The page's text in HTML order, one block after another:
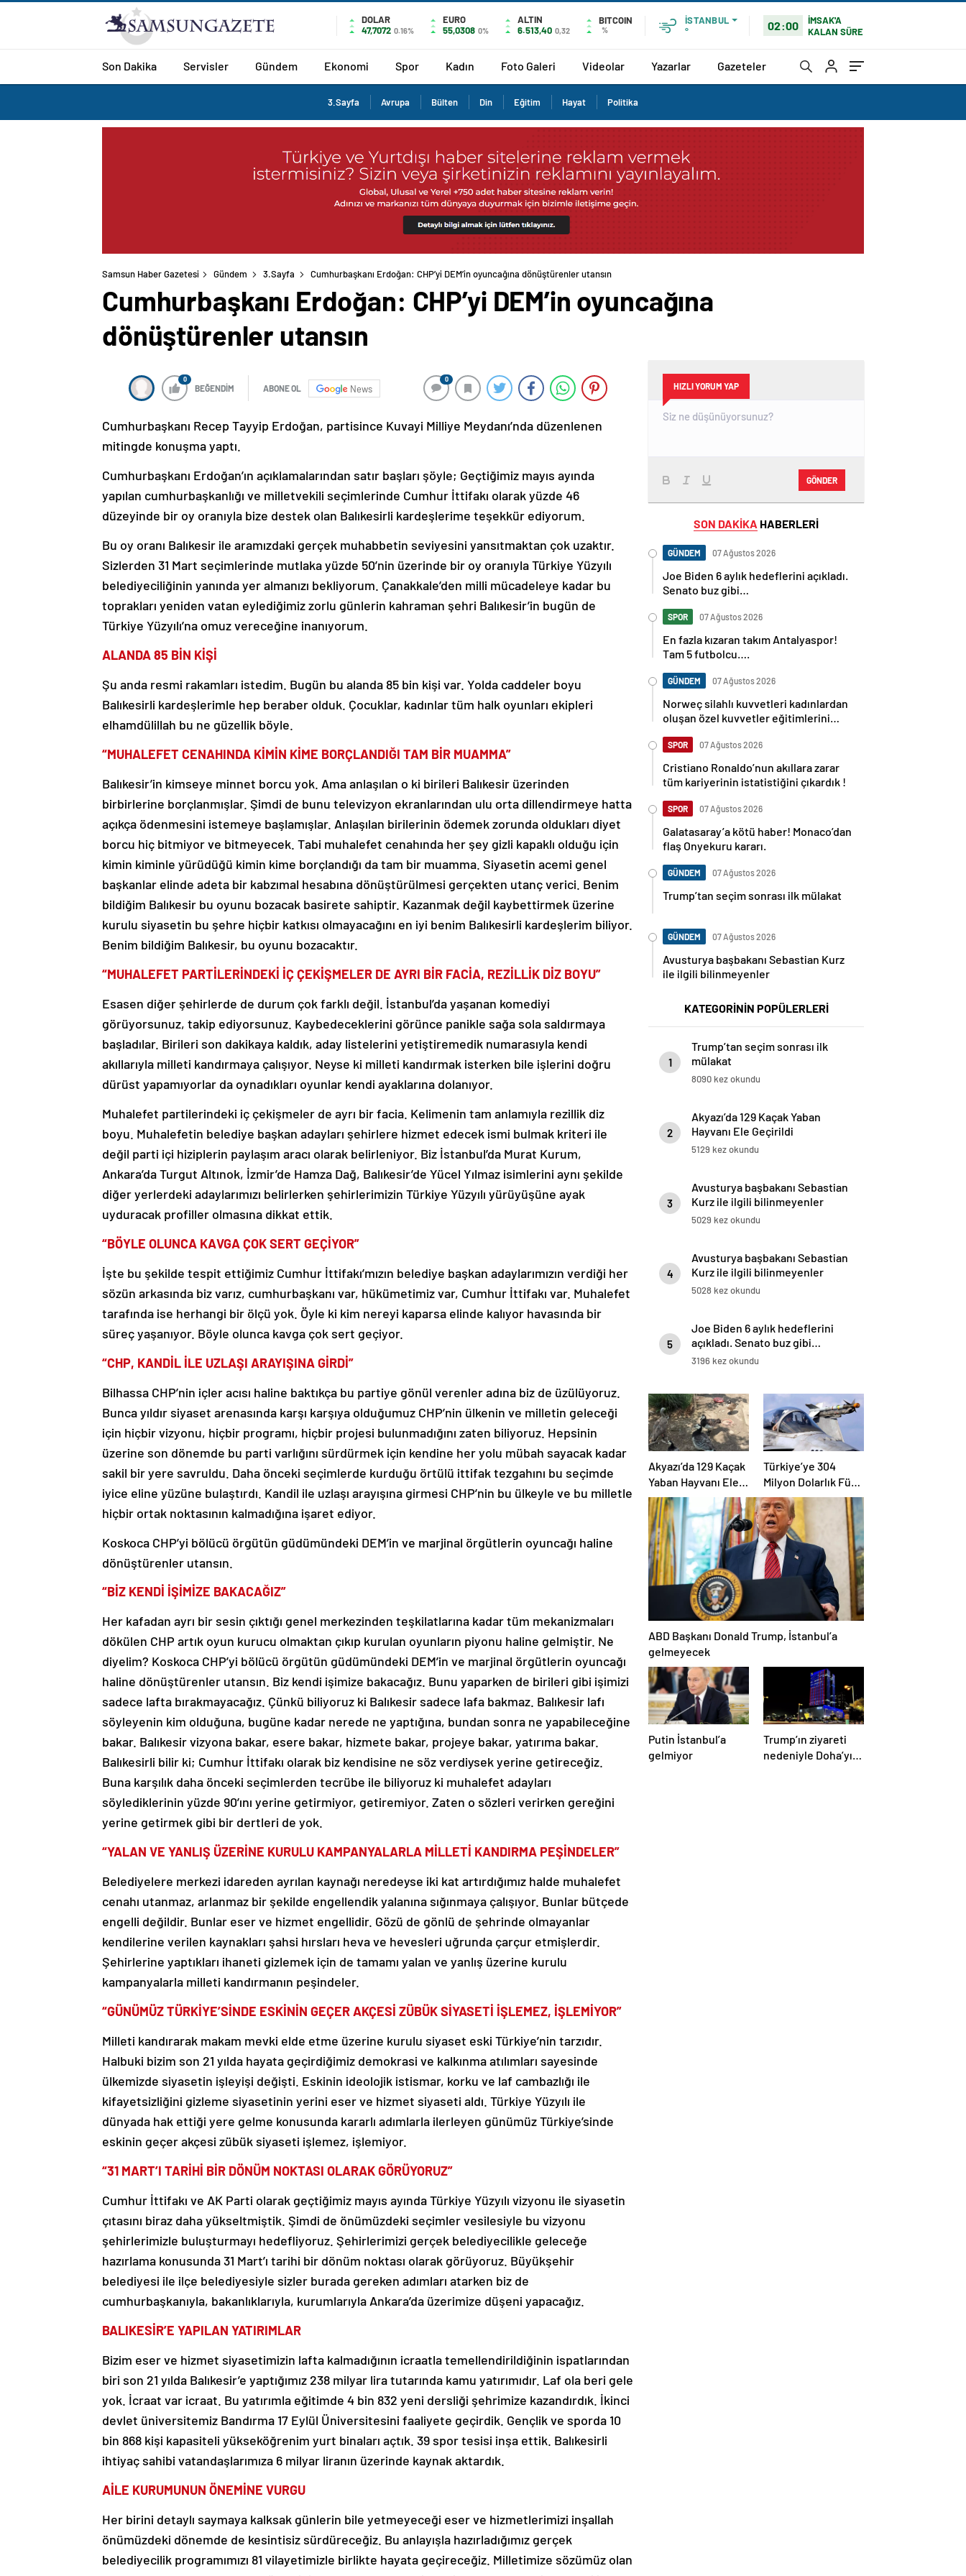
DOLAR
47,7072 0.16%
EURO
55,0308 0%
ALTIN
6.513,40 0,32
BITCOIN
%
İSTANBUL
°
02:00
İMSAK'A
KALAN SÜRE
Son Dakika Servisler Gündem Ekonomi Spor Kadın Foto Galeri Videolar Yazarlar Gazeteler
3.Sayfa Avrupa Bülten Din Eğitim Hayat Politika
Samsun Haber Gazetesi Gündem 3.Sayfa Cumhurbaşkanı Erdoğan: CHP’yi DEM’in oyuncağına dönüştürenler utansın
Cumhurbaşkanı Erdoğan: CHP’yi DEM’in oyuncağına
dönüştürenler utansın
0
BEĞENDİM ABONE OL News
0
Cumhurbaşkanı Recep Tayyip Erdoğan, partisince Kuvayi Milliye Meydanı’nda düzenlenen
mitingde konuşma yaptı.
Cumhurbaşkanı Erdoğan’ın açıklamalarından satır başları şöyle; Geçtiğimiz mayıs ayında
yapılan cumhurbaşkanlığı ve milletvekili seçimlerinde Cumhur İttifakı olarak yüzde 46
düzeyinde bir oy oranıyla bize destek olan Balıkesirli kardeşlerime teşekkür ediyorum.
Bu oy oranı Balıkesir ile aramızdaki gerçek muhabbetin seviyesini yansıtmaktan çok uzaktır.
Sizlerden 31 Mart seçimlerinde mutlaka yüzde 50’nin üzerinde bir oy oranıyla Türkiye Yüzyılı
belediyeciliğinin yanında yer almanızı bekliyorum. Çanakkale’den milli mücadeleye kadar bu
toprakları yeniden vatan eylediğimiz zorlu günlerin kahraman şehri Balıkesir’in bugün de
Türkiye Yüzyılı’na omuz vereceğine inanıyorum.
ALANDA 85 BİN KİŞİ
Şu anda resmi rakamları istedim. Bugün bu alanda 85 bin kişi var. Yolda caddeler boyu
Balıkesirli kardeşlerimle hep beraber olduk. Çocuklar, kadınlar tüm halk oyunları ekipleri
elhamdülillah bu ne güzellik böyle.
“MUHALEFET CENAHINDA KİMİN KİME BORÇLANDIĞI TAM BİR MUAMMA”
Balıkesir’in kimseye minnet borcu yok. Ama anlaşılan o ki birileri Balıkesir üzerinden
birbirlerine borçlanmışlar. Şimdi de bunu televizyon ekranlarından ulu orta dillendirmeye hatta
açıkça ödenmesini istemeye başlamışlar. Anlaşılan birilerinin ödemek zorunda oldukları diyet
borcu hiç bitmiyor ve bitmeyecek. Tabi muhalefet cenahında her şey gizli kapaklı olduğu için
kimin kiminle yürüdüğü kimin kime borçlandığı da tam bir muamma. Siyasetin acemi genel
başkanlar elinde adeta bir kabzımal hesabına dönüştürülmesi gerçekten utanç verici. Benim
bildiğim Balıkesir bu oyunu bozacak basirete sahiptir. Kazanmak değil kaybettirmek üzerine
kurulu siyasetin bu şehre hiçbir katkısı olmayacağını en iyi benim Balıkesirli kardeşlerim biliyor.
Benim bildiğim Balıkesir, bu oyunu bozacaktır.
“MUHALEFET PARTİLERİNDEKİ İÇ ÇEKİŞMELER DE AYRI BİR FACİA, REZİLLİK DİZ BOYU”
Esasen diğer şehirlerde de durum çok farklı değil. İstanbul’da yaşanan komediyi
görüyorsunuz, takip ediyorsunuz. Kaybedeceklerini görünce panikle sağa sola saldırmaya
başladılar. Birileri son dakikaya kaldık, aday listelerini yetiştiremedik numarasıyla kendi
akıllarıyla milleti kandırmaya çalışıyor. Neyse ki milleti kandırmak isterken bile işlerini doğru
dürüst yapamıyorlar da oynadıkları oyunlar kendi ayaklarına dolanıyor.
Muhalefet partilerindeki iç çekişmeler de ayrı bir facia. Kelimenin tam anlamıyla rezillik diz
boyu. Muhalefetin belediye başkan adayları şehirlere hizmet edecek ismi bulmak kriteri ile
değil parti içi hiziplerin paylaşım aracı olarak belirleniyor. Biz İstanbul’da Murat Kurum,
Ankara’da Turgut Altınok, İzmir’de Hamza Dağ, Balıkesir’de Yücel Yılmaz isimlerini aynı şekilde
diğer yerlerdeki adaylarımızı belirlerken şehirlerimizin Türkiye Yüzyılı yürüyüşüne ayak
uyduracak profiller olmasına dikkat ettik.
“BÖYLE OLUNCA KAVGA ÇOK SERT GEÇİYOR”
İşte bu şekilde tespit ettiğimiz Cumhur İttifakı’mızın belediye başkan adaylarımızın verdiği her
sözün arkasında biz varız, cumhurbaşkanı var, hükümetimiz var, Cumhur İttifakı var. Muhalefet
tarafında ise herhangi bir ölçü yok. Öyle ki kim nereyi kaparsa elinde kalıyor havasında bir
süreç yaşanıyor. Böyle olunca kavga çok sert geçiyor.
“CHP, KANDİL İLE UZLAŞI ARAYIŞINA GİRDİ”
Bilhassa CHP’nin içler acısı haline baktıkça bu partiye gönül verenler adına biz de üzülüyoruz.
Bunca yıldır siyaset arenasında karşı karşıya olduğumuz CHP’nin ülkenin ve milletin geleceği
için hiçbir vizyonu, hiçbir programı, hiçbir projesi bulunmadığını zaten biliyoruz. Hepsinin
üzerine son dönemde bu parti varlığını sürdürmek için kendine her yolu mübah sayacak kadar
sakil bir yere savruldu. Daha önceki seçimlerde kurduğu örtülü ittifak tezgahını bu seçimde
iyice eline yüzüne bulaştırdı. Kandil ile uzlaşı arayışına girmesi CHP’nin bu ülkeyle ve bu milletle
hiçbir ortak noktasının kalmadığına işaret ediyor.
Koskoca CHP’yi bölücü örgütün güdümündeki DEM’in ve marjinal örgütlerin oyuncağı haline
dönüştürenler utansın.
“BİZ KENDİ İŞİMİZE BAKACAĞIZ”
Her kafadan ayrı bir sesin çıktığı genel merkezinden teşkilatlarına kadar tüm mekanizmaları
dökülen CHP artık oyun kurucu olmaktan çıkıp kurulan oyunların piyonu haline gelmiştir. Ne
diyelim? Koskoca CHP’yi bölücü örgütün güdümündeki DEM’in ve marjinal örgütlerin oyuncağı
haline dönüştürenler utansın. Biz kendi işimize bakacağız. Bunu yaparken de birileri gibi işimizi
sadece lafta bırakmayacağız. Çünkü biliyoruz ki Balıkesir sadece lafa bakmaz. Balıkesir lafı
söyleyenin kim olduğuna, bugüne kadar nerede ne yaptığına, bundan sonra ne yapabileceğine
bakar. Balıkesir vizyona bakar, esere bakar, hizmete bakar, projeye bakar, yatırıma bakar.
Balıkesirli bilir ki; Cumhur İttifakı olarak biz kendisine ne söz verdiysek yerine getireceğiz.
Buna karşılık daha önceki seçimlerden tecrübe ile biliyoruz ki muhalefet adayları
söylediklerinin yüzde 90’ını yerine getirmiyor, getiremiyor. Zaten o sözleri verirken gereğini
yerine getirmek gibi bir dertleri de yok.
“YALAN VE YANLIŞ ÜZERİNE KURULU KAMPANYALARLA MİLLETİ KANDIRMA PEŞİNDELER”
Belediyelere merkezi idareden ayrılan kaynağı neredeyse iki kat artırdığımız halde muhalefet
cenahı utanmaz, arlanmaz bir şekilde engellendik yalanına sığınmaya çalışıyor. Bunlar bütçede
engelli değildir. Bunlar eser ve hizmet engellidir. Gözü de gönlü de şehrinde olmayanlar
kendilerine verilen kaynakları şahsi hırsları heva ve hevesleri uğrunda çarçur etmişlerdir.
Şehirlerine yaptıkları ihaneti gizlemek için de tamamı yalan ve yanlış üzerine kurulu
kampanyalarla milleti kandırmanın peşindeler.
“GÜNÜMÜZ TÜRKİYE’SİNDE ESKİNİN GEÇER AKÇESİ ZÜBÜK SİYASETİ İŞLEMEZ, İŞLEMİYOR”
Milleti kandırarak makam mevki elde etme üzerine kurulu siyaset eski Türkiye’nin tarzıdır.
Halbuki bizim son 21 yılda hayata geçirdiğimiz demokrasi ve kalkınma atılımları sayesinde
ülkemizde siyasetin işleyişi değişti. Eskinin ideolojik istismar, korku ve laf cambazlığı ile
kifayetsizliğini gizleme siyasetinin yerini eser ve hizmet siyaseti aldı. Türkiye Yüzyılı ile
dünyada hak ettiği yere gelme konusunda kararlı adımlarla ilerleyen günümüz Türkiye’sinde
eskinin geçer akçesi zübük siyaseti işlemez, işlemiyor.
“31 MART’I TARİHİ BİR DÖNÜM NOKTASI OLARAK GÖRÜYORUZ”
Cumhur İttifakı ve AK Parti olarak geçtiğimiz mayıs ayında Türkiye Yüzyılı vizyonu ile siyasetin
çıtasını biraz daha yükseltmiştik. Şimdi de önümüzdeki seçimler vesilesiyle bu vizyonu
şehirlerimizle buluşturmayı hedefliyoruz. Şehirlerimizi gerçek belediyecilikle geleceğe
hazırlama konusunda 31 Mart’ı tarihi bir dönüm noktası olarak görüyoruz. Büyükşehir
belediyesi ile ilçe belediyesiyle sizler burada gereken adımları atarken biz de
cumhurbaşkanıyla, bakanlıklarıyla, kurumlarıyla Ankara’da üzerimize düşeni yapacağız.
BALIKESİR’E YAPILAN YATIRIMLAR
Bizim eser ve hizmet siyasetimizin lafta kalmadığının icraatla temellendirildiğinin ispatlarından
biri son 21 yılda Balıkesir’e yaptığımız 238 milyar lira tutarında kamu yatırımıdır. Laf ola beri gele
yok. İcraat var icraat. Bu yatırımla eğitimde 4 bin 832 yeni dersliği şehrimize kazandırdık. İkinci
devlet üniversitemiz Bandırma 17 Eylül Üniversitesini faaliyete geçirdik. Gençlik ve sporda 10
bin 868 kişi kapasiteli yükseköğrenim yurt binaları açtık. 39 spor tesisi inşa ettik. Balıkesirli
ihtiyaç sahibi vatandaşlarımıza 6 milyar liranın üzerinde kaynak aktardık.
AİLE KURUMUNUN ÖNEMİNE VURGU
Her birini detaylı saymaya kalksak günlerin bile yetmeyeceği eser ve hizmetlerimizi inşallah
önümüzdeki dönemde de kesintisiz sürdüreceğiz. Bu anlayışla hazırladığımız gerçek
belediyecilik programımızı 81 vilayetimizle birlikte hayata geçireceğiz. Milletimize sözümüz olan
HIZLI YORUM YAP
GÖNDER
SON DAKİKA HABERLERİ
GÜNDEM 07 Ağustos 2026
Joe Biden 6 aylık hedeflerini açıkladı.
Senato buz gibi…
SPOR 07 Ağustos 2026
En fazla kızaran takım Antalyaspor!
Tam 5 futbolcu….
GÜNDEM 07 Ağustos 2026
Norweç silahlı kuvvetleri kadınlardan
oluşan özel kuvvetler eğitimlerini
SPOR 07 Ağustos 2026
Cristiano Ronaldo’nun akıllara zarar
tüm kariyerinin istatistiğini çıkardık !
SPOR 07 Ağustos 2026
Galatasaray’a kötü haber! Monaco’dan
flaş Onyekuru kararı.
GÜNDEM 07 Ağustos 2026
Trump’tan seçim sonrası ilk mülakat
GÜNDEM 07 Ağustos 2026
Avusturya başbakanı Sebastian Kurz
ile ilgili bilinmeyenler
KATEGORİNİN POPÜLERLERİ
1
Trump’tan seçim sonrası ilk
mülakat
8090 kez okundu
2
Akyazı’da 129 Kaçak Yaban
Hayvanı Ele Geçirildi
5129 kez okundu
3
Avusturya başbakanı Sebastian
Kurz ile ilgili bilinmeyenler
5029 kez okundu
4
Avusturya başbakanı Sebastian
Kurz ile ilgili bilinmeyenler
5028 kez okundu
5
Joe Biden 6 aylık hedeflerini
açıkladı. Senato buz gibi…
3196 kez okundu
Akyazı’da 129 Kaçak
Yaban Hayvanı Ele
Geçirildi
Türkiye’ye 304
Milyon Dolarlık Füze
Satışı Onayı
ABD Başkanı Donald Trump, İstanbul’a
gelmeyecek
Putin İstanbul’a
gelmiyor
Trump’ın ziyareti
nedeniyle Doha’yı